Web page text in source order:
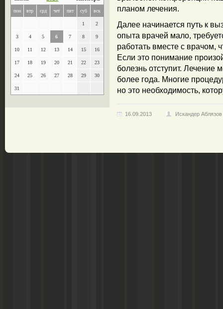
пон втр срд чет пят суб вск
1 2
3 4 5 6 7 8 9
10 11 12 13 14 15 16
17 18 19 20 21 22 23
24 25 26 27 28 29 30
31
планом лечения.
Далее начинается путь к
опыта врачей мало,
работать вместе с врачом,
Если это понимание
болезнь отступит. Лечение
более года. Многие
но это необходимость,
16.09.2013 Искандер Аблязов